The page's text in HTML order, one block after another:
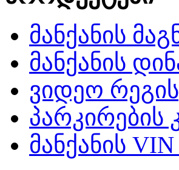
მანქანის
მანქანის
ვიდეო
პარკირების
მანქანის